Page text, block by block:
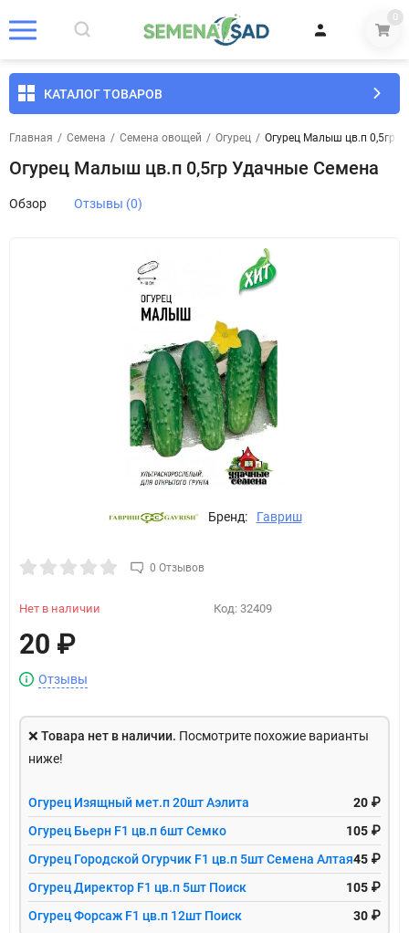
0
КАТАЛОГ ТОВАРОВ
Главная / Семена / Семена овощей / Огурец / Огурец Малыш цв.п 0,5гр
Огурец Малыш цв.п 0,5гр Удачные Семена
Обзор Отзывы (0)
Бренд: Гавриш
0 Отзывов
Нет в наличии Код: 32409
20 ₽
Отзывы
❌ Товара нет в наличии. Посмотрите похожие варианты
ниже!
Огурец Изящный мет.п 20шт Аэлита
20 ₽
Огурец Бьерн F1 цв.п 6шт Семко
105 ₽
Огурец Городской Огурчик F1 цв.п 5шт Семена Алтая45 ₽
Огурец Директор F1 цв.п 5шт Поиск
105 ₽
Огурец Форсаж F1 цв.п 12шт Поиск
30 ₽